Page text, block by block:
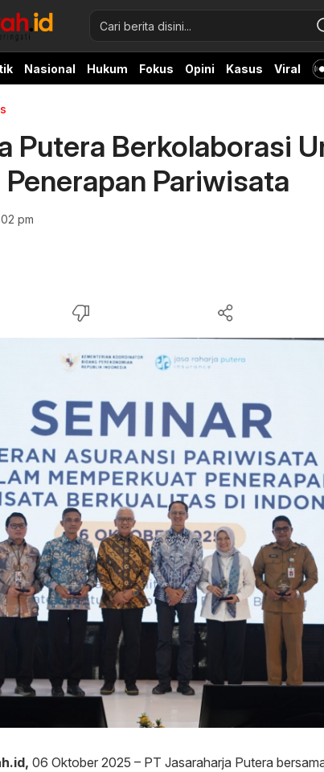
Nasional Hukum Fokus Opini Kasus Viral
Putera Berkolaborasi
Pariwisata
pm
06 Oktober 2025 – PT Jasaraharja Putera